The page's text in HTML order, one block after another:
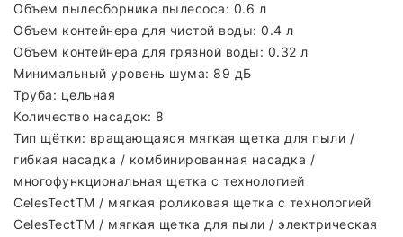
Объем пылесборника пылесоса: 0.6 л
Объем контейнера для чистой воды: 0.4 л
Объем контейнера для грязной воды: 0.32 л
Минимальный уровень шума: 89 дБ
Труба: цельная
Количество насадок: 8
Тип щётки: вращающаяся мягкая щетка для пыли /
гибкая насадка / комбинированная насадка /
многофункциональная щетка с технологией
CelesTectTM / мягкая роликовая щетка с технологией
CelesTectTM / мягкая щетка для пыли / электрическая